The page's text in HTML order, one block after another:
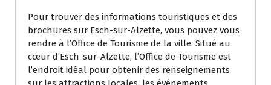
Pour trouver des informations touristiques et des
brochures sur Esch-sur-Alzette, vous pouvez vous
rendre à l’Office de Tourisme de la ville. Situé au
cœur d’Esch-sur-Alzette, l’Office de Tourisme est
l’endroit idéal pour obtenir des renseignements